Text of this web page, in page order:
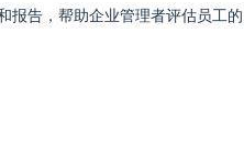
报告，帮助企业管理者评估员工的